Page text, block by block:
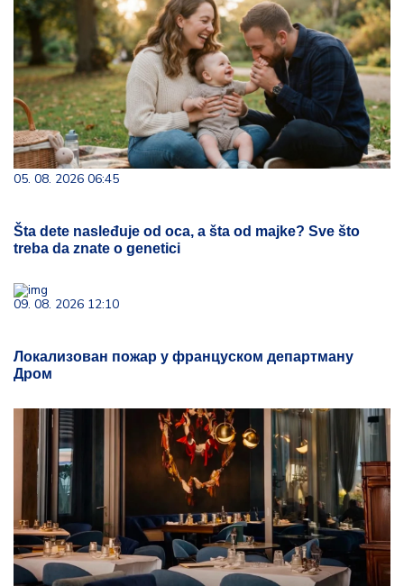
05. 08. 2026 06:45
Šta dete nasleđuje od oca, a šta od majke? Sve što
treba da znate o genetici
09. 08. 2026 12:10
Локализован пожар у француском департману
Дром